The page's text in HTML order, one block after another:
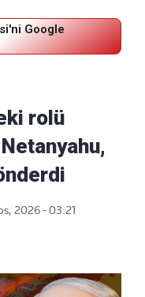
Google
rolü
2026 - 03:21